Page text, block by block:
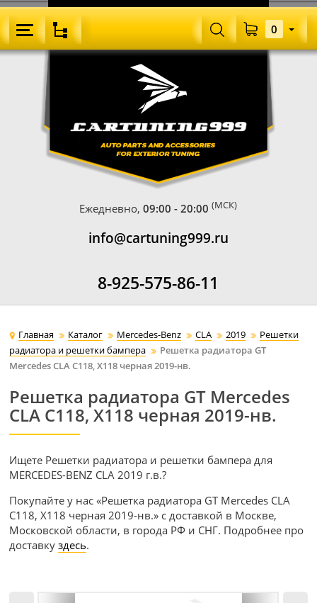
Ежедневно,09:00 - 20:00 (МСК)
info@cartuning999.ru
8-925-575-86-11
0
Главная Каталог Mercedes-Benz CLA 2019
Решетки
радиатора и решетки бампера
Решетка радиатора GT
Mercedes CLA C118, X118 черная 2019-нв.
Решетка радиатора GT Mercedes
CLA C118, X118 черная 2019-нв.
Ищете Решетки радиатора и решетки бампера для
MERCEDES-BENZ CLA 2019 г.в.?
Покупайте у нас «Решетка радиатора GT Mercedes CLA
C118, X118 черная 2019-нв.» с доставкой в Москве,
Московской области, в города РФ и СНГ. Подробнее про
доставкуздесь.